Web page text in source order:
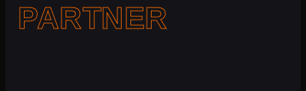
PARTNER